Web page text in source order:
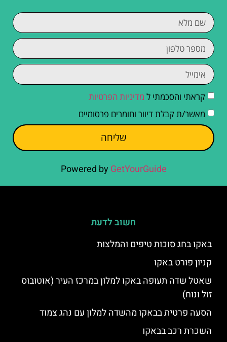
קראתי והסכמתי ל מדיניות הפרטיות
מאשר/ת קבלת דיוור וחומרים פרסומיים
שליחה
Powered by GetYourGuide
חשוב לדעת
באקו בחג סוכות טיפים והמלצות
קניון פורט באקו
שאטל שדה תעופה באקו למלון במרכז העיר (אוטובוס
זול ונוח)
הסעה פרטית בבאקו מהשדה למלון עם נהג צמוד
השכרת רכב בבאקו